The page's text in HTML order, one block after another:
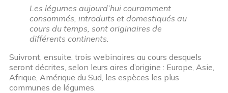
Les légumes aujourd’hui couramment
consommés, introduits et domestiqués au
cours du temps, sont originaires de
différents continents.
Suivront, ensuite, trois webinaires au cours desquels
seront décrites, selon leurs aires d’origine : Europe, Asie,
Afrique, Amérique du Sud, les espèces les plus
communes de légumes.